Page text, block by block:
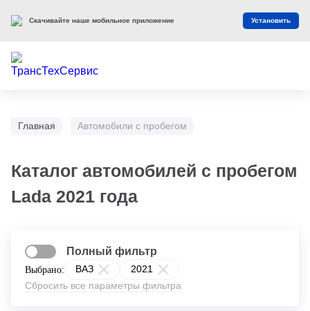
Главная Автомобили с пробегом
Каталог автомобилей с пробегом
Lada 2021 года
Выбрано: ВАЗ
2021
Сбросить все параметры фильтра
Полный фильтр
Скачивайте наше мобильное приложение Установить